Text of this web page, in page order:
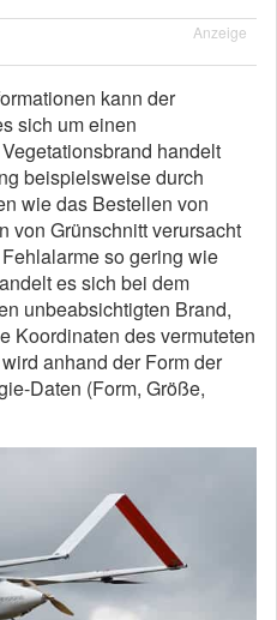
Anzeige
kann der
sich um einen
handelt
beispielsweise durch
wie das Bestellen von
von Grünschnitt verursacht
so gering wie
es sich bei dem
unbeabsichtigten Brand,
Koordinaten des vermuteten
anhand der Form der
Daten (Form, Größe,